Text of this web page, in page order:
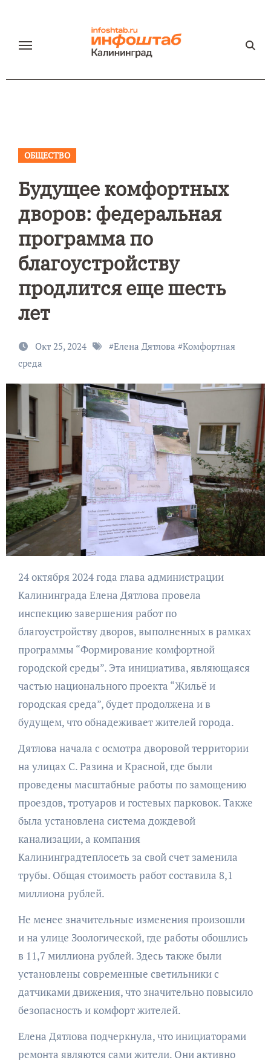
содержанию
ОБЩЕСТВО
Будущее комфортных
дворов: федеральная
программа по
благоустройству
продлится еще шесть
лет
Окт 25, 2024 #Елена Дятлова #Комфортная
среда
24 октября 2024 года глава администрации
Калининграда Елена Дятлова провела
инспекцию завершения работ по
благоустройству дворов, выполненных в рамках
программы “Формирование комфортной
городской среды”. Эта инициатива, являющаяся
частью национального проекта “Жильё и
городская среда”, будет продолжена и в
будущем, что обнадеживает жителей города.
Дятлова начала с осмотра дворовой территории
на улицах С. Разина и Красной, где были
проведены масштабные работы по замощению
проездов, тротуаров и гостевых парковок. Также
была установлена система дождевой
канализации, а компания
Калининградтеплосеть за свой счет заменила
трубы. Общая стоимость работ составила 8,1
миллиона рублей.
Не менее значительные изменения произошли
и на улице Зоологической, где работы обошлись
в 11,7 миллиона рублей. Здесь также были
установлены современные светильники с
датчиками движения, что значительно повысило
безопасность и комфорт жителей.
Елена Дятлова подчеркнула, что инициаторами
ремонта являются сами жители. Они активно